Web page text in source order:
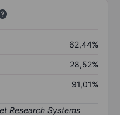
62,44%
28,52%
91,01%